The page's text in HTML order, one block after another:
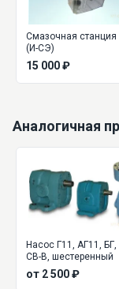
Смазочная
(И-СЭ)
15 000 ₽
Аналогичная
Насос Г11, АГ11, БГ,
СВ-В, шестеренный
от 2 500 ₽